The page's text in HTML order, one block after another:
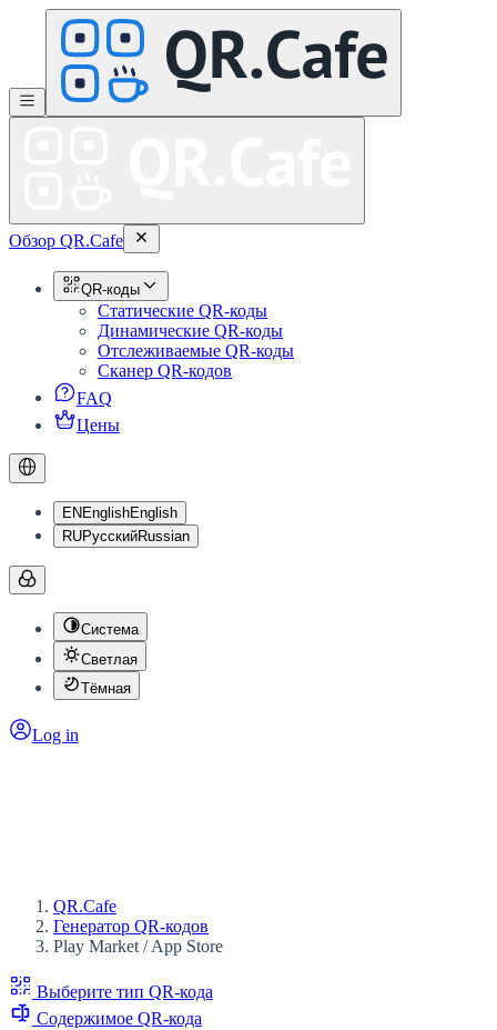
Обзор QR.Cafe
QR-коды
Статические QR-коды
Динамические QR-коды
Отслеживаемые QR-коды
Сканер QR-кодов
FAQ
Цены
ENEnglishEnglish
RUРусскийRussian
Система
Светлая
Тёмная
Log in
QR.Cafe
Генератор QR-кодов
Play Market / App Store
Выберите тип QR-кода
Содержимое QR-кода